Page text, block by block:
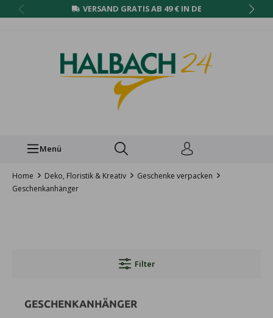
VERSAND GRATIS AB 49 € IN DE
Menü
Home Deko, Floristik & Kreativ
Geschenke verpacken
Geschenkanhänger
Filter
GESCHENKANHÄNGER